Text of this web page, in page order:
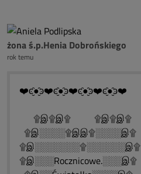
żona ś.p.Henia Dobrońskiego
rok temu
❤️ͼ̮̑●̮̑ͽ❤️ͼ̮̑●̮̑ͽ❤️ͼ̮̑●̮̑ͽ❤️ͼ̮̑●̮̑ͽ❤️
۩இ۩இ۩ ۩இ۩இ۩
۩இ░░░░۩இஇ۩░░░░இ۩
۩இ░░░░░░░۩░░░░░░இ۩
۩இ░░░Rocznicowe.░░░இ۩